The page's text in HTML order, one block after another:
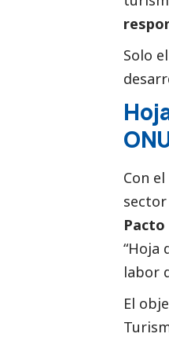
Solo
Con
Pacto
“Hoja
labor
El